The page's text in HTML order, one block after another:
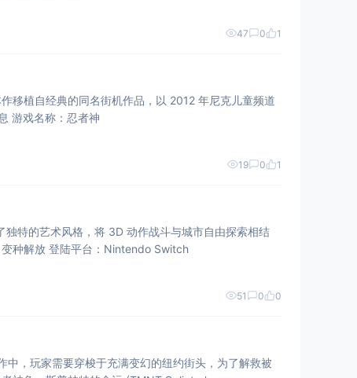
47 0 1
移植自经典的同名街机作品，以 2012 年尼克儿童频道
播放的《忍者神龟》 3D 动画剧集为原型，带领玩家重回那段热血的街机格斗岁月。 游戏基本信息 游戏名称：忍者神
19 0 1
独特的艺术风格，将 3D 动作战斗与城市自由探索相结
合，让玩家能够深入体验这四只神龟在纽约市的英雄生活。 游戏基本信息 游戏名称：忍者神龟：变种解放 登陆平台：Nintendo Switch
51 0 0
中，玩家需要穿梭于充满变幻的纽约街头，为了解救被